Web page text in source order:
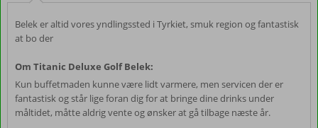
Belek er altid vores yndlingssted i Tyrkiet, smuk region og fantastisk
at bo der
Om Titanic Deluxe Golf Belek:
Kun buffetmaden kunne være lidt varmere, men servicen der er
fantastisk og står lige foran dig for at bringe dine drinks under
måltidet, måtte aldrig vente og ønsker at gå tilbage næste år.